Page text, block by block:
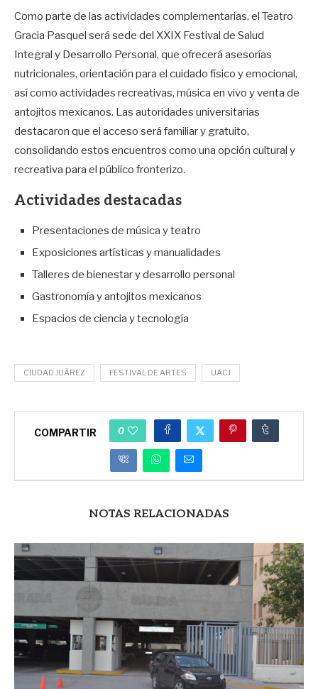
Como parte de las actividades complementarias, el Teatro
Gracia Pasquel será sede del XXIX Festival de Salud
Integral y Desarrollo Personal, que ofrecerá asesorías
nutricionales, orientación para el cuidado físico y emocional,
así como actividades recreativas, música en vivo y venta de
antojitos mexicanos. Las autoridades universitarias
destacaron que el acceso será familiar y gratuito,
consolidando estos encuentros como una opción cultural y
recreativa para el público fronterizo.
Actividades destacadas
Presentaciones de música y teatro
Exposiciones artísticas y manualidades
Talleres de bienestar y desarrollo personal
Gastronomía y antojitos mexicanos
Espacios de ciencia y tecnología
CIUDAD JUÁREZ FESTIVAL DE ARTES UACJ
COMPARTIR 0
NOTAS RELACIONADAS